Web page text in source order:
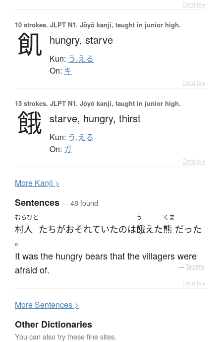
Details ▸
10 strokes. JLPT N1. Jōyō kanji, taught in junior high.
飢 hungry, starve
Kun: う.える
On: キ
Details ▸
15 strokes. JLPT N1. Jōyō kanji, taught in junior high.
餓 starve, hungry, thirst
Kun: う.える
On: ガ
Details ▸
More Kanji >
Sentences— 48 found
むらびと
村人 たちがおそれていたのは
う
餓えた
くま
熊 だった
。
It was the hungry bears that the villagers were
afraid of.
— Tatoeba
Details ▸
MoreSentences >
Other Dictionaries
You can also try these fine sites.